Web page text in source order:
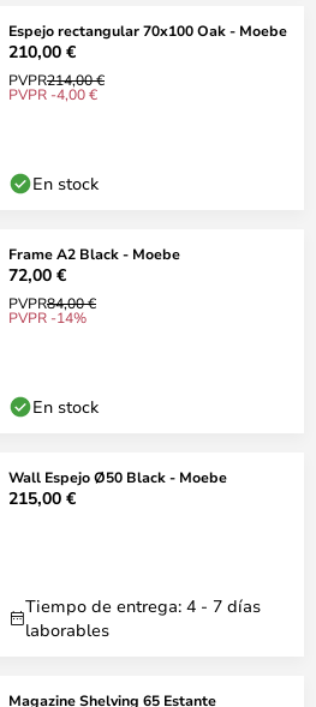
Espejo rectangular 70x100 Oak - Moebe
210,00 €
PVPR214,00 €
PVPR -4,00 €
En stock
Frame A2 Black - Moebe
72,00 €
PVPR84,00 €
PVPR -14%
En stock
Wall Espejo Ø50 Black - Moebe
215,00 €
Tiempo de entrega: 4 - 7 días
laborables
Magazine Shelving 65 Estante